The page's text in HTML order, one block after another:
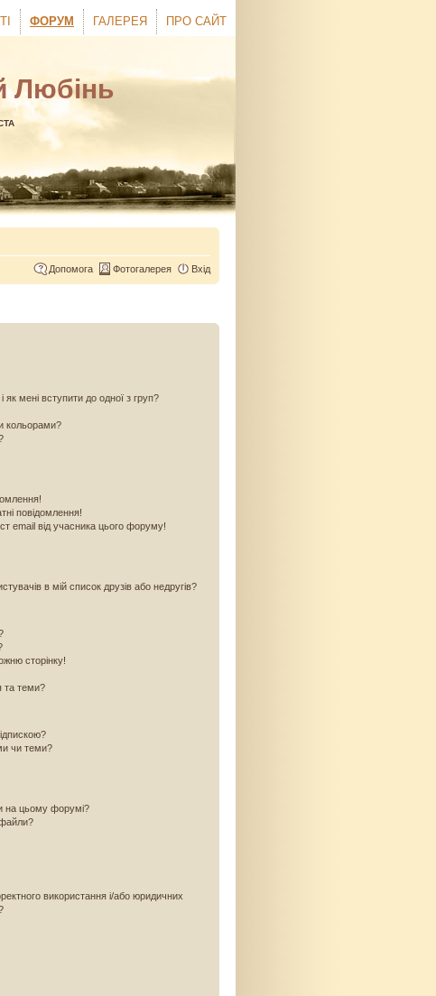
ПРО САЙТ
ГАЛЕРЕЯ
ФОРУМ
Любінь
Допомога Фотогалерея Вхід
як мені вступити до одної з груп?
кольорами?
повідомлення!
email від учасника цього форуму!
в мій список друзів або недругів?
сторінку!
та теми?
чи теми?
на цьому форумі?
використання і/або юридичних